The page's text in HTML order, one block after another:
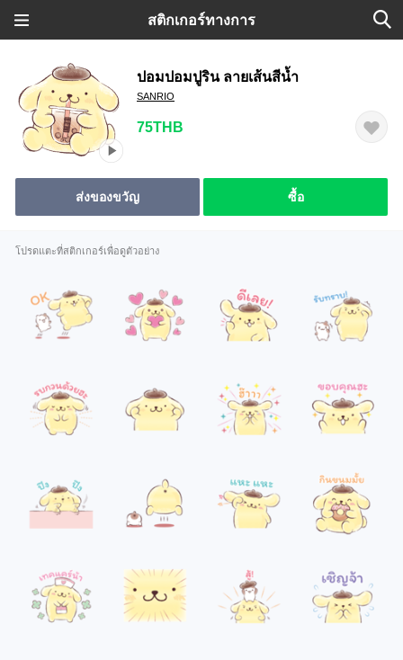
สติกเกอร์ทางการ
ปอมปอมปูริน ลายเส้นสีน้ำ
SANRIO
75THB
ส่งของขวัญ ซื้อ
โปรดแตะที่สติกเกอร์เพื่อดูตัวอย่าง